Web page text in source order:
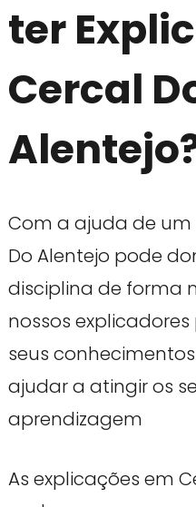
ter
Cercal
Com a ajuda de
Do Alentejo pode
disciplina de forma
nossos
seus
ajudar a atingir os
aprendizagem
As explicações em